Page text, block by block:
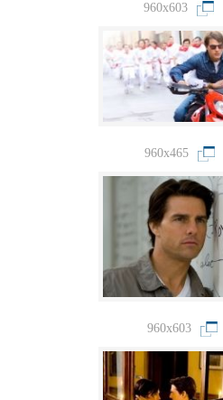
960x603
960x465
960x603